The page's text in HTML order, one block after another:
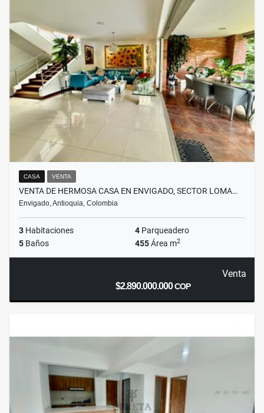
CASA VENTA
VENTA DE HERMOSA CASA EN ENVIGADO, SECTOR LOMA…
Envigado, Antioquia, Colombia
3 Habitaciones 4 Parqueadero
5 Baños 455Área m2
Venta
$2.890.000.000COP